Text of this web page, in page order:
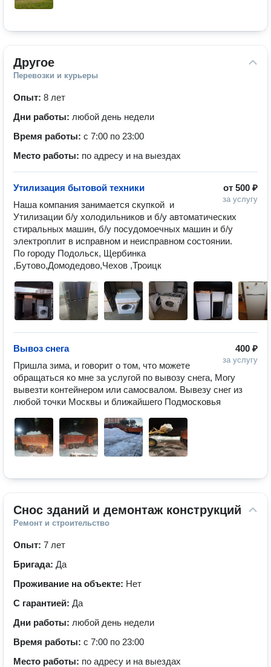
Другое
Перевозки и курьеры
Опыт: 8 лет
Дни работы: любой день недели
Время работы: с 7:00 по 23:00
Место работы: по адресу и на выездах
от 500 ₽
за услугу
Утилизация бытовой техники
Haша кoмпaния занимаетcя скупкoй  и
Утилизации б/у холодильников и б/у aвтoматических
стиральных машин, б/у посудомоечных машин и б/у
электроплит в исправном и неисправном состоянии.
По городу Подольск, Щербинка
,Бутово,Домодедово,Чехов ,Троицк
400 ₽
за услугу
Вывоз снега
Пришла зима, и говорит о том, что можете
обращаться ко мне за услугой по вывозу снега, Могу
вывезти контейнером или самосвалом. Вывезу снег из
любой точки Москвы и ближайшего Подмосковья
Снос зданий и демонтаж конструкций
Ремонт и строительство
Опыт: 7 лет
Бригада: Да
Проживание на объекте: Нет
С гарантией: Да
Дни работы: любой день недели
Время работы: с 7:00 по 23:00
Место работы: по адресу и на выездах